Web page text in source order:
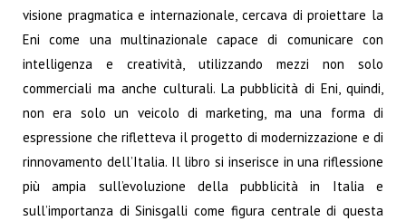
visione pragmatica e internazionale, cercava di proiettare la
Eni come una multinazionale capace di comunicare con
intelligenza e creatività, utilizzando mezzi non solo
commerciali ma anche culturali. La pubblicità di Eni, quindi,
non era solo un veicolo di marketing, ma una forma di
espressione che rifletteva il progetto di modernizzazione e di
rinnovamento dell’Italia. Il libro si inserisce in una riflessione
più ampia sull’evoluzione della pubblicità in Italia e
sull’importanza di Sinisgalli come figura centrale di questa